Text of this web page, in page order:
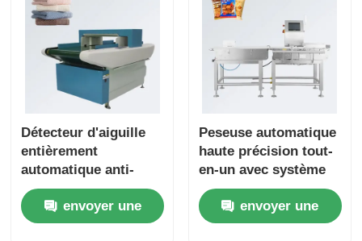
Détecteur d'aiguille
entièrement
automatique anti-
interférences pour
vêtements en cuir,
textiles et jouets
envoyer une
Peseuse automatique
haute précision tout-
en-un avec système
de rejet - Contrôle
pondéral industriel à
bande pour aliments
envoyer une